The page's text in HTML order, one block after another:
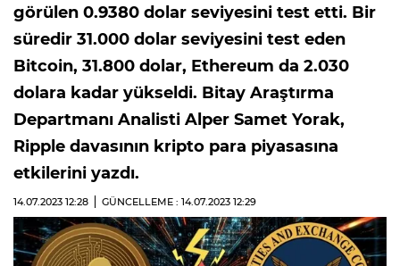
görülen 0.9380 dolar seviyesini test etti. Bir
süredir 31.000 dolar seviyesini test eden
Bitcoin, 31.800 dolar, Ethereum da 2.030
dolara kadar yükseldi. Bitay Araştırma
Departmanı Analisti Alper Samet Yorak,
Ripple davasının kripto para piyasasına
etkilerini yazdı.
14.07.2023 12:28 GÜNCELLEME : 14.07.2023 12:29